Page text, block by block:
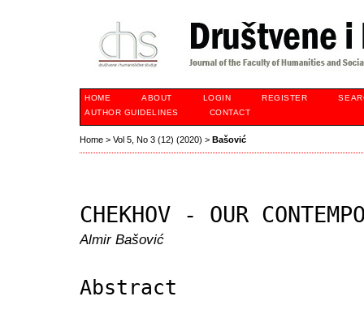
HOME ABOUT LOGIN REGISTER
AUTHOR GUIDELINES
CONTACT
Home > Vol 5, No 3 (12) (2020) > Bašović
CHEKHOV - OUR
Almir Bašović
Abstract